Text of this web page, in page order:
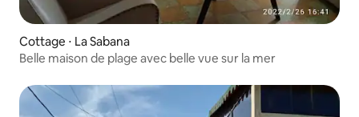
Cottage ⋅ La Sabana
Belle maison de plage avec belle vue sur la mer